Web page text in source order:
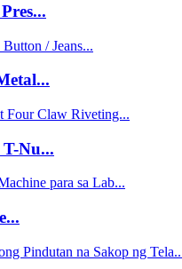
Nu...